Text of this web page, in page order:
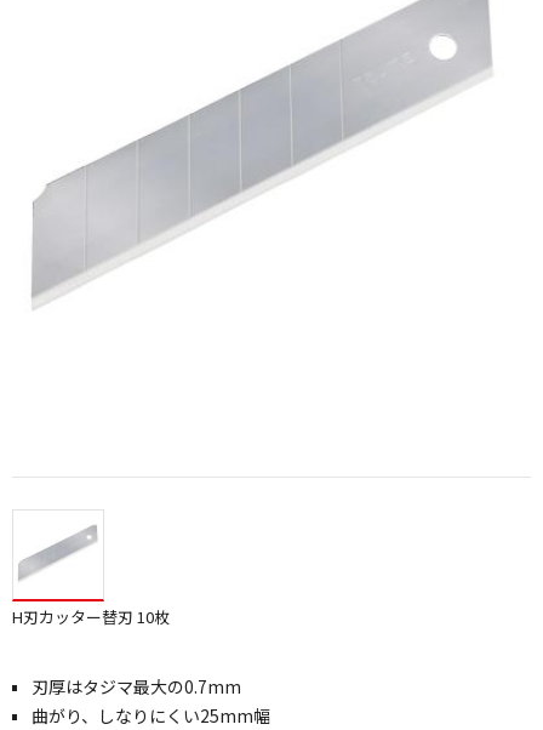
H刃カッター替刃 10枚
刃厚はタジマ最大の0.7mm
曲がり、しなりにくい25mm幅